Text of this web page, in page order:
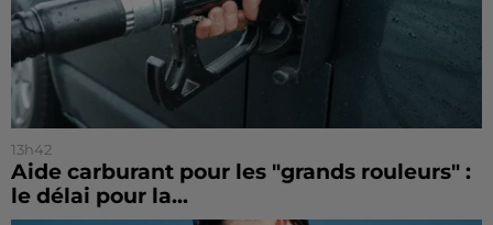
13h42
Aide carburant pour les "grands rouleurs" :
le délai pour la...